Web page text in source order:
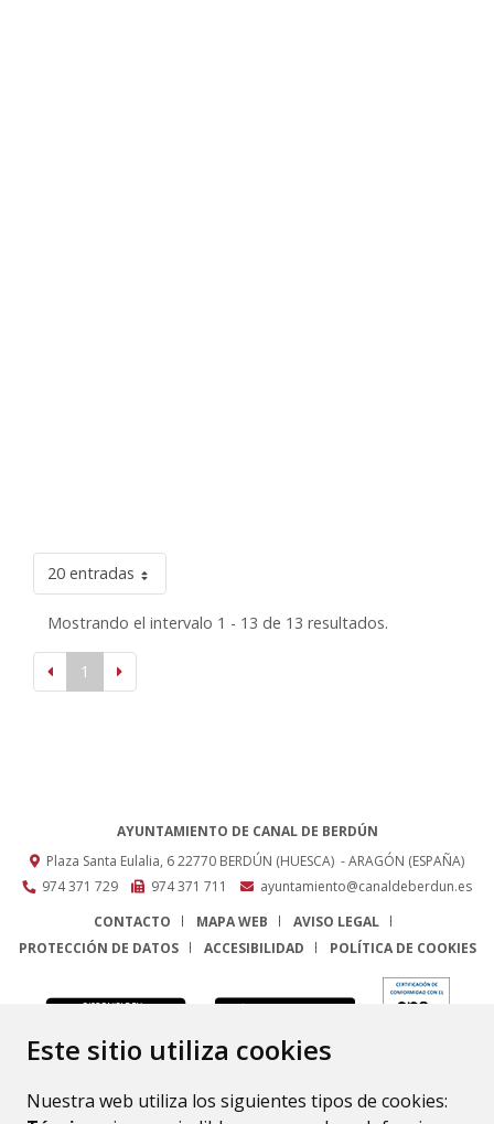
Este sitio utiliza cookies
Nuestra web utiliza los siguientes tipos de cookies:
20 entradas
Mostrando el intervalo 1 - 13 de 13 resultados.
1
AYUNTAMIENTO DE CANAL DE BERDÚN
Plaza Santa Eulalia, 622770 BERDÚN (HUESCA) - ARAGÓN (ESPAÑA)
974 371 729
974 371 711
ayuntamiento@canaldeberdun.es
CONTACTO
MAPA WEB
AVISO LEGAL
PROTECCIÓN DE DATOS
ACCESIBILIDAD POLÍTICA DE COOKIES